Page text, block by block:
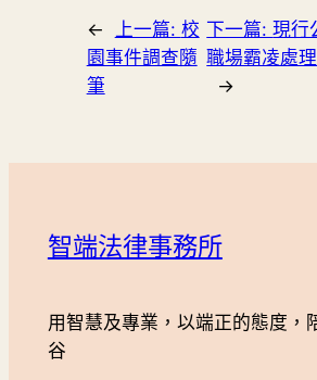
← 上一篇: 校
園事件調查隨
筆
下一篇:現行
職場霸凌處
→
智端法律事務所
用智慧及專業，以端正的態度，
谷